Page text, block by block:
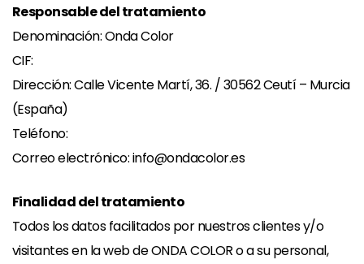
Responsable del tratamiento
Denominación: Onda Color
CIF:
Dirección: Calle Vicente Martí, 36. / 30562 Ceutí – Murcia
(España)
Teléfono:
Correo electrónico: info@ondacolor.es
Finalidad del tratamiento
Todos los datos facilitados por nuestros clientes y/o
visitantes en la web de ONDA COLOR o a su personal,